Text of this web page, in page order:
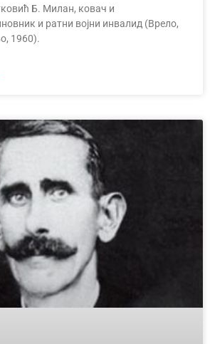
Б. Милан, ковач и
и ратни војни инвалид (Врело,
1960).